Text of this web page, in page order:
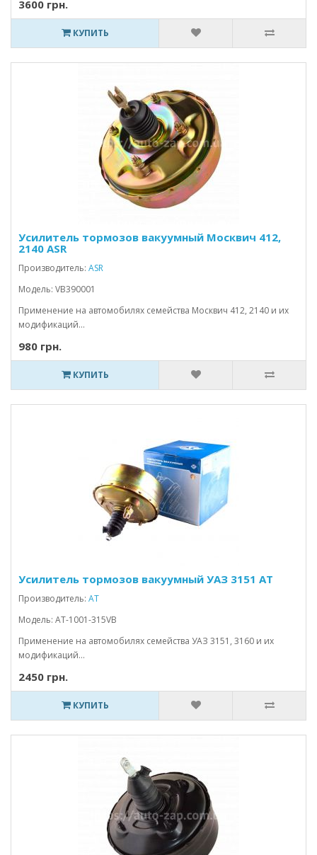
3600 грн.
КУПИТЬ
Усилитель тормозов вакуумный Москвич 412,
2140 ASR
Производитель: ASR
Модель: VB390001
Применение на автомобилях семейства Москвич 412, 2140 и их
модификаций...
980 грн.
КУПИТЬ
Усилитель тормозов вакуумный УАЗ 3151 AT
Производитель: АТ
Модель: AT-1001-315VB
Применение на автомобилях семейства УАЗ 3151, 3160 и их
модификаций...
2450 грн.
КУПИТЬ